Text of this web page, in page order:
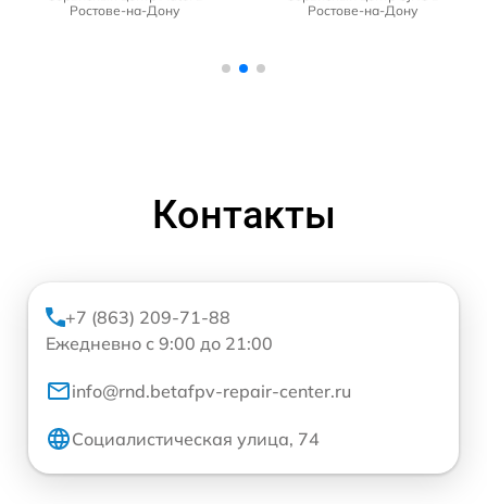
Ростове-на-Дону
Ростове-на-Дону
Контакты
+7 (863) 209-71-88
Ежедневно с 9:00 до 21:00
info@rnd.betafpv-repair-center.ru
Социалистическая улица, 74